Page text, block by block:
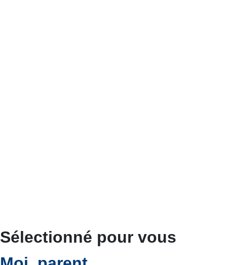
Sélectionné pour vous